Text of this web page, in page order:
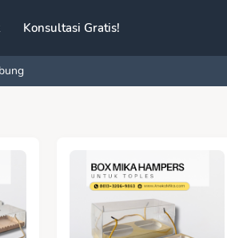
Konsultasi Gratis!